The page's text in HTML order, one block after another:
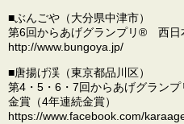
■ぶんごや（大分県中津市）
第6回からあげグランプリ® 西
http://www.bungoya.jp/
■唐揚げ渓（東京都品川区）
第4・5・6・7回からあげグラン
金賞（4年連続金賞）
https://www.facebook.com/